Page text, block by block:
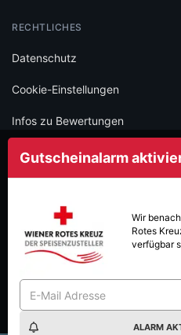
Gutscheinalarm
Wir
Rotes
verfügbar
ALARM
RECHTLICHES
Datenschutz
Cookie-Einstellungen
Infos zu Bewertungen
AGB
Folge iamstudent und verpasse
Made with